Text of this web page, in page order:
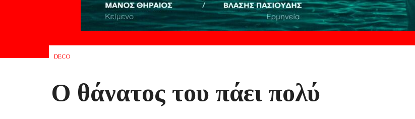
DECO
Ο θάνατος του πάει πολύ